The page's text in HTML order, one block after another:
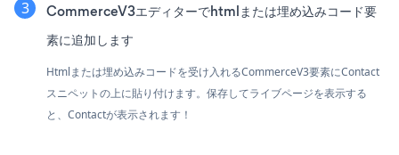
CommerceV3エディターでhtmlまたは埋め込みコード要
素に追加します
Htmlまたは埋め込みコードを受け入れるCommerceV3要素にContact
スニペットの上に貼り付けます。保存してライブページを表示する
と、Contactが表示されます！